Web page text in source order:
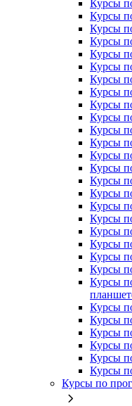
Курсы
Курсы
Курсы
Курсы
Курсы
Курсы
Курсы
Курсы
Курсы
Курсы
Курсы
Курсы
Курсы
Курсы
Курсы
Курсы
Курсы
Курсы
Курсы
Курсы
Курсы
Курсы
Курсы
Курсы
Курсы
Курсы
Курсы
Курсы
Курсы
Курсы по